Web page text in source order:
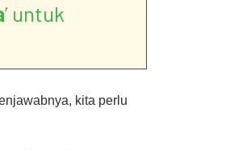
’ untuk
kita perlu